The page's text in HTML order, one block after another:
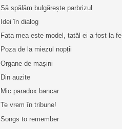
Să spălăm bulgărește parbrizul
Idei în dialog
Fata mea este model, tatăl ei a fost la fel
Poza de la miezul nopții
Organe de mașini
Din auzite
Mic paradox bancar
Te vrem în tribune!
Songs to remember